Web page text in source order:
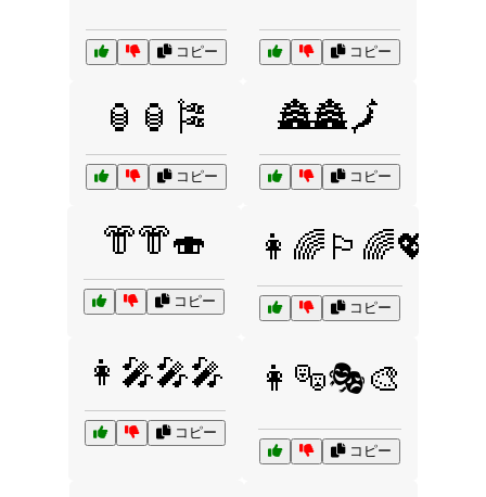
コピー コピー
🏮🏮🎏
コピー
🏯🏯🗾
コピー
👘👘🍣
コピー
👩‍🌈🏳️‍🌈💖
コピー
👩‍🎤🎤🎤
コピー
👩‍🎭🎭🎨
コピー